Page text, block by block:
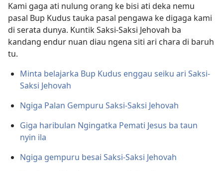
Kami gaga ati nulung orang ke bisi ati deka nemu
pasal Bup Kudus tauka pasal pengawa ke digaga kami
di serata dunya. Kuntik Saksi-Saksi Jehovah ba
kandang endur nuan diau ngena siti ari chara di baruh
tu.
Minta belajarka Bup Kudus enggau seiku ari Saksi-
Saksi Jehovah
Ngiga Palan Gempuru Saksi-Saksi Jehovah
Giga haribulan Ngingatka Pemati Jesus ba taun
nyin ila
Ngiga gempuru besai Saksi-Saksi Jehovah